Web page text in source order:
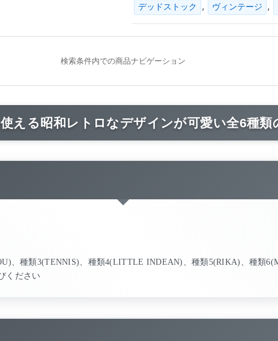
デッドストック , ヴィンテージ ,
検索条件内での商品ナビゲーション
える昭和レトロなデザインが可愛い全6種類
、種類3(TENNIS)、種類4(LITTLE INDEAN)、種類5(RIKA)、種類
ください